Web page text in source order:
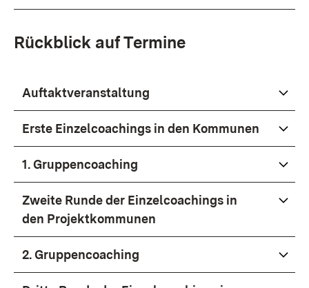
Rückblick auf Termine
Auftaktveranstaltung
Erste Einzelcoachings in den Kommunen
1. Gruppencoaching
Zweite Runde der Einzelcoachings in
den Projektkommunen
2. Gruppencoaching